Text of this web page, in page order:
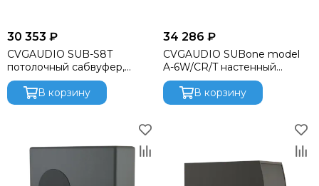
30 353 ₽
CVGAUDIO SUB-S8T
потолочный сабвуфер,
мощность
80W/40W/20W/10W в 100V
В корзину
34 286 ₽
CVGAUDIO SUBone model
A-6W/CR/T настенный
сабвуфер, мощность 70W в
100V В корзину